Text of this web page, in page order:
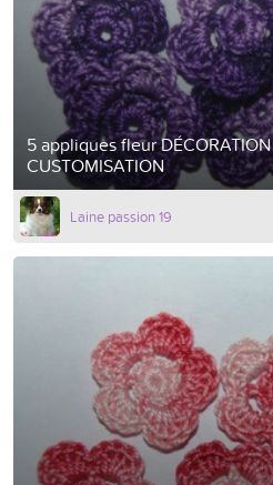
5 appliques fleur
CUSTOMISATION
Laine passion 19